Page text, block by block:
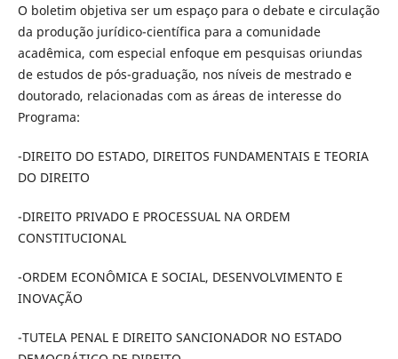
O boletim objetiva ser um espaço para o debate e circulação
da produção jurídico-científica para a comunidade
acadêmica, com especial enfoque em pesquisas oriundas
de estudos de pós-graduação, nos níveis de mestrado e
doutorado, relacionadas com as áreas de interesse do
Programa:
-DIREITO DO ESTADO, DIREITOS FUNDAMENTAIS E TEORIA
DO DIREITO
-DIREITO PRIVADO E PROCESSUAL NA ORDEM
CONSTITUCIONAL
-ORDEM ECONÔMICA E SOCIAL, DESENVOLVIMENTO E
INOVAÇÃO
-TUTELA PENAL E DIREITO SANCIONADOR NO ESTADO